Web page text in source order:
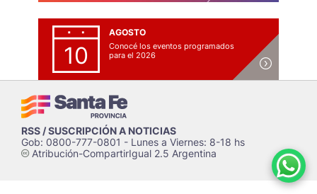
10
AGOSTO
Conocé los eventos programados
para el 2026
RSS / SUSCRIPCIÓN A NOTICIAS
Gob: 0800-777-0801 - Lunes a Viernes: 8-18 hs
cAtribución-CompartirIgual 2.5 Argentina